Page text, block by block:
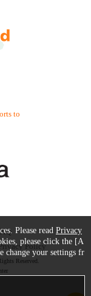
to
Policy
Reserved.
Please read Privacy
please click the [A
change your settings fr